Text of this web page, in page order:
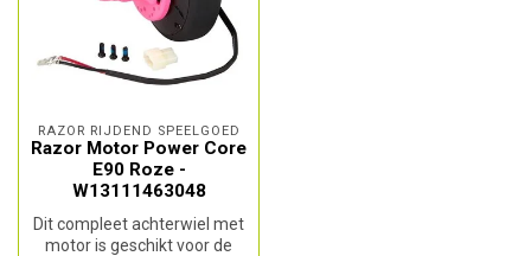
RAZOR RIJDEND SPEELGOED
Razor Motor Power Core
E90 Roze -
W13111463048
Dit compleet achterwiel met
motor is geschikt voor de